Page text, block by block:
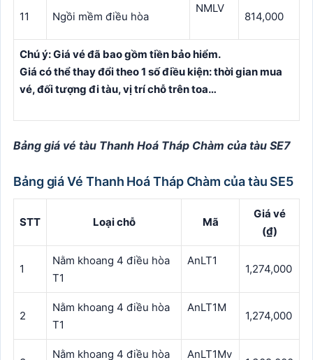
11 Ngồi mềm điều hòa
NMLV
814,000
Chú ý: Giá vé đã bao gồm tiền bảo hiểm.
Giá có thể thay đổi theo 1 số điều kiện: thời gian mua
vé, đối tượng đi tàu, vị trí chỗ trên toa…
Bảng giá vé tàu Thanh Hoá Tháp Chàm của tàu SE7
Bảng giá Vé Thanh Hoá Tháp Chàm của tàu SE5
STT Loại chỗ Mã
Giá vé
(₫)
1
Nằm khoang 4 điều hòa
T1
AnLT1
1,274,000
2
Nằm khoang 4 điều hòa
T1
AnLT1M
1,274,000
Nằm khoang 4 điều hòa AnLT1Mv